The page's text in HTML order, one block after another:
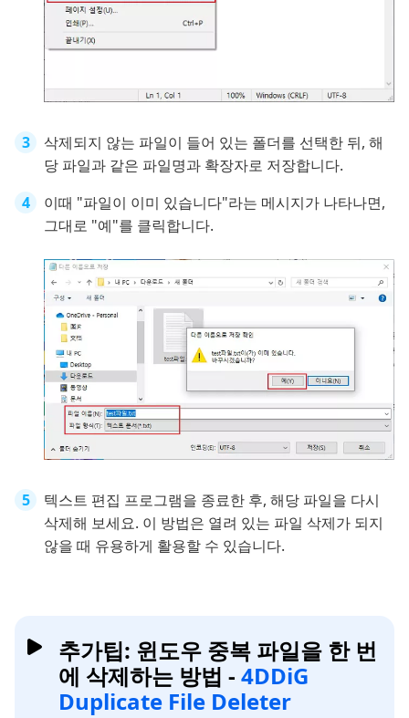
삭제되지 않는 파일이 들어 있는 폴더를 선택한 뒤, 해
당 파일과 같은 파일명과 확장자로 저장합니다.
이때 "파일이 이미 있습니다"라는 메시지가 나타나면,
그대로 "예"를 클릭합니다.
텍스트 편집 프로그램을 종료한 후, 해당 파일을 다시
삭제해 보세요. 이 방법은 열려 있는 파일 삭제가 되지
않을 때 유용하게 활용할 수 있습니다.
추가팁: 윈도우 중복 파일을 한 번
에 삭제하는 방법 - 4DDiG
Duplicate File Deleter